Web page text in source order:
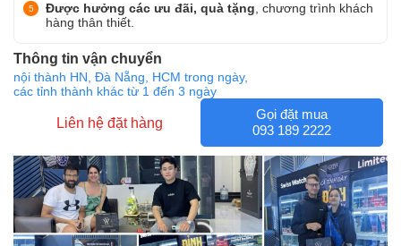
Được hưởng các ưu đãi, quà tặng , chương trình khách
hàng thân thiết.
Thông tin vận chuyển
nội thành HN, Đà Nẵng, HCM trong ngày,
các tỉnh thành khác từ 1 đến 3 ngày
Liên hệ đặt hàng
Gọi đặt mua
093 189 2222